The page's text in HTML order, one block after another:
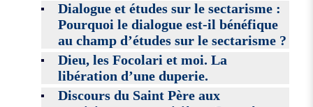
Dialogue et études sur le sectarisme :
Pourquoi le dialogue est-il bénéfique
au champ d’études sur le sectarisme ?
Dieu, les Focolari et moi. La
libération d’une duperie.
Discours du Saint Père aux